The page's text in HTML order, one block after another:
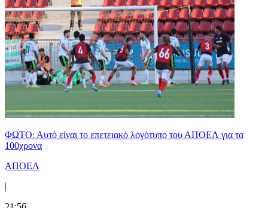
ΦΩΤΟ: Αυτό είναι το επετειακό λογότυπο του ΑΠΟΕΛ για τα
100χρονα
ΑΠΟΕΛ
|